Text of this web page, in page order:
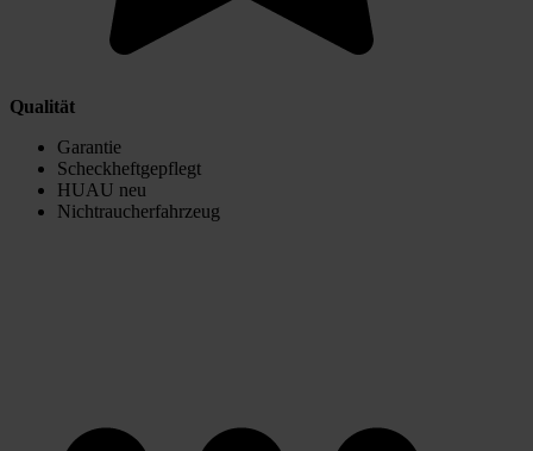
Qualität
Garantie
Scheckheftgepflegt
HUAU neu
Nichtraucherfahrzeug